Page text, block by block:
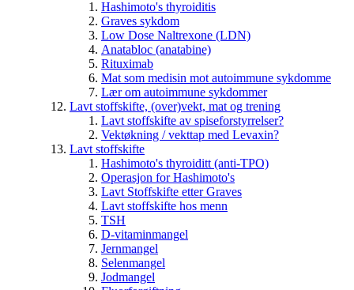
Hashimoto's thyroiditis
Graves sykdom
Low Dose Naltrexone (LDN)
Anatabloc (anatabine)
Rituximab
Mat som medisin mot autoimmune sykdomme
Lær om autoimmune sykdommer
Lavt stoffskifte, (over)vekt, mat og trening
Lavt stoffskifte av spiseforstyrrelser?
Vektøkning / vekttap med Levaxin?
Lavt stoffskifte
Hashimoto's thyroiditt (anti-TPO)
Operasjon for Hashimoto's
Lavt Stoffskifte etter Graves
Lavt stoffskifte hos menn
TSH
D-vitaminmangel
Jernmangel
Selenmangel
Jodmangel